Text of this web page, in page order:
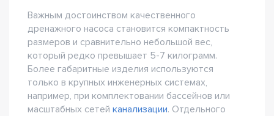
Важным достоинством качественного
дренажного насоса становится компактность
размеров и сравнительно небольшой вес,
который редко превышает 5-7 килограмм.
Более габаритные изделия используются
только в крупных инженерных системах,
например, при комплектовании бассейнов или
масштабных сетей канализации. Отдельного